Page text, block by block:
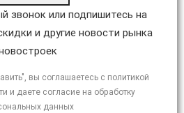
звонок или подпишитесь на
и другие новости рынка
вы соглашаетесь с политикой
и даете согласие на обработку
данных